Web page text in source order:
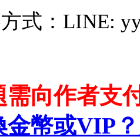
方式：LINE:
需向作者支
金幣或VIP？